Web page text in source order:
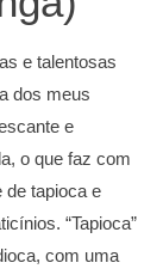
e talentosas
dos meus
e
o que faz com
de tapioca e
“Tapioca”
com uma